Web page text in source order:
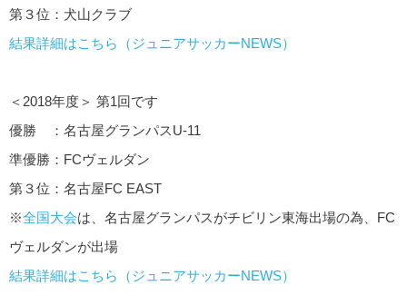
第３位：犬山クラブ
結果詳細はこちら（ジュニアサッカーNEWS）
＜2018年度＞ 第1回です
優勝 ：名古屋グランパスU-11
準優勝：FCヴェルダン
第３位：名古屋FC EAST
※全国大会は、名古屋グランパスがチビリン東海出場の為、FC
ヴェルダンが出場
結果詳細はこちら（ジュニアサッカーNEWS）